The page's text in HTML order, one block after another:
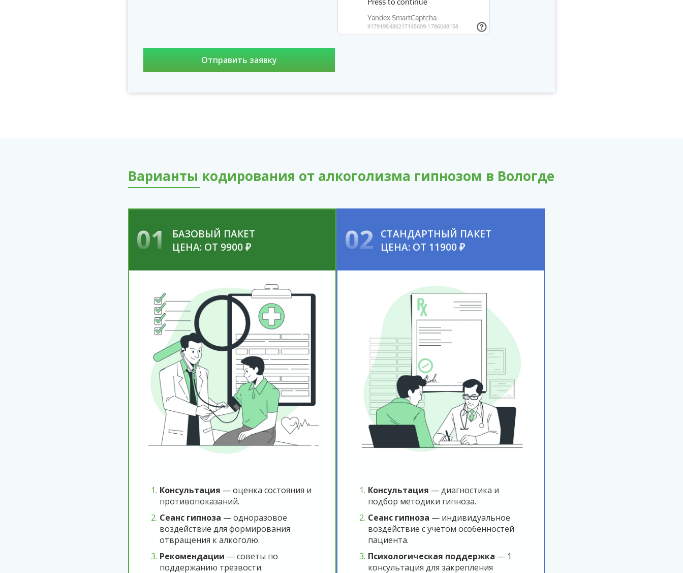
Варианты кодирования от алкоголизма гипнозом в Вологде
01
БАЗОВЫЙ ПАКЕТ
ЦЕНА: ОТ 9900 ₽
Консультация — оценка состояния и
противопоказаний.
Сеанс гипноза — одноразовое
воздействие для формирования
отвращения к алкоголю.
Рекомендации — советы по
поддержанию трезвости.
02
СТАНДАРТНЫЙ ПАКЕТ
ЦЕНА: ОТ 11900 ₽
Консультация — диагностика и
подбор методики гипноза.
Сеанс гипноза — индивидуальное
воздействие с учетом особенностей
пациента.
Психологическая поддержка — 1
консультация для закрепления